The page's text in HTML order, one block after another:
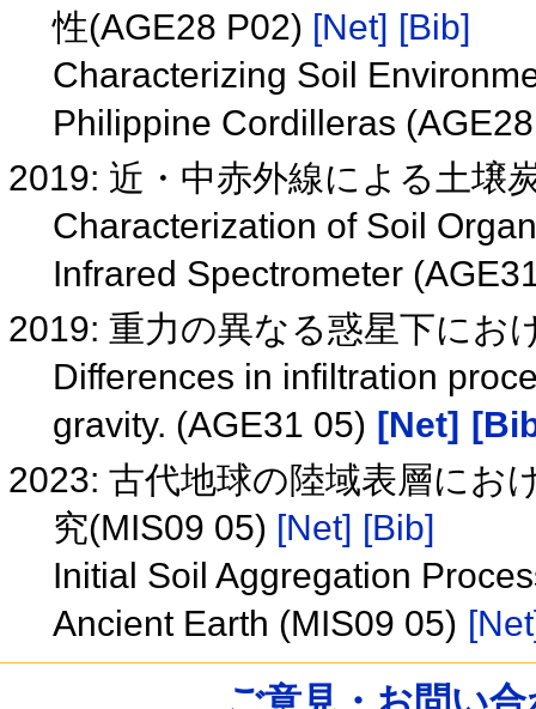
性(AGE28 P02) [Net] [Bib]
Characterizing Soil
Philippine Cordilleras
2019: 近・中赤外線による土壌
Characterization of Soil
Infrared Spectrometer
2019: 重力の異なる惑星下にお
Differences in infiltration
gravity. (AGE31 05) [Net]
2023: 古代地球の陸域表層にお
究(MIS09 05) [Net] [Bib]
Initial Soil Aggregation
Ancient Earth (MIS09 05)